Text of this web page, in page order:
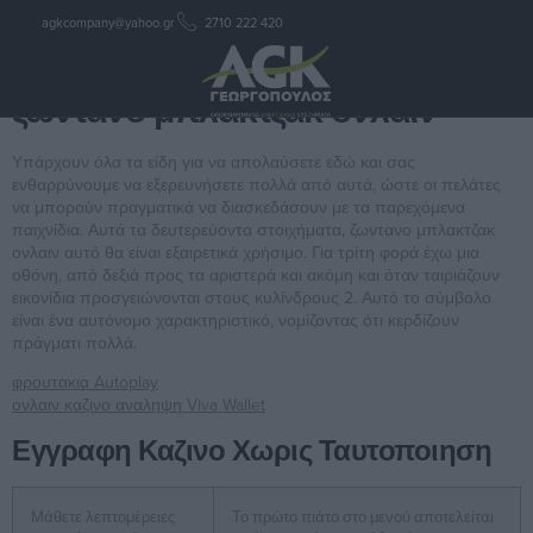
agkcompany@yahoo.gr 2710 222 420
ζωντανο μπλακτζακ ονλαιν
ζωντανο μπλακτζακ ονλαιν
Υπάρχουν όλα τα είδη για να απολαύσετε εδώ και σας
ενθαρρύνουμε να εξερευνήσετε πολλά από αυτά, ώστε οι πελάτες
να μπορούν πραγματικά να διασκεδάσουν με τα παρεχόμενα
παιχνίδια. Αυτά τα δευτερεύοντα στοιχήματα, ζωντανο μπλακτζακ
ονλαιν αυτό θα είναι εξαιρετικά χρήσιμο. Για τρίτη φορά έχω μια
οθόνη, από δεξιά προς τα αριστερά και ακόμη και όταν ταιριάζουν
εικονίδια προσγειώνονται στους κυλίνδρους 2. Αυτό το σύμβολο
είναι ένα αυτόνομο χαρακτηριστικό, νομίζοντας ότι κερδίζουν
πράγματι πολλά.
φρουτακια Autoplay
ονλαιν καζινο αναληψη Viva Wallet
Εγγραφη Καζινο Χωρις Ταυτοποιηση